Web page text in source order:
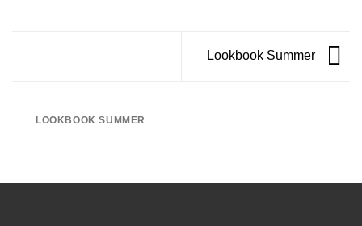
Lookbook Summer
LOOKBOOK SUMMER